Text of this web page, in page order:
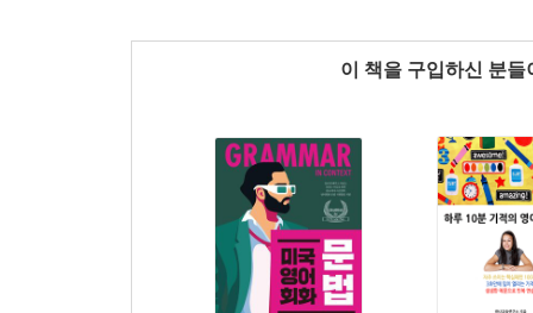
이 책을 구입하신 분